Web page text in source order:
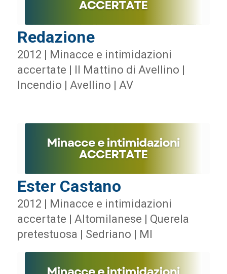
Redazione
2012 | Minacce e intimidazioni
accertate | Il Mattino di Avellino |
Incendio | Avellino | AV
Ester Castano
2012 | Minacce e intimidazioni
accertate | Altomilanese | Querela
pretestuosa | Sedriano | MI